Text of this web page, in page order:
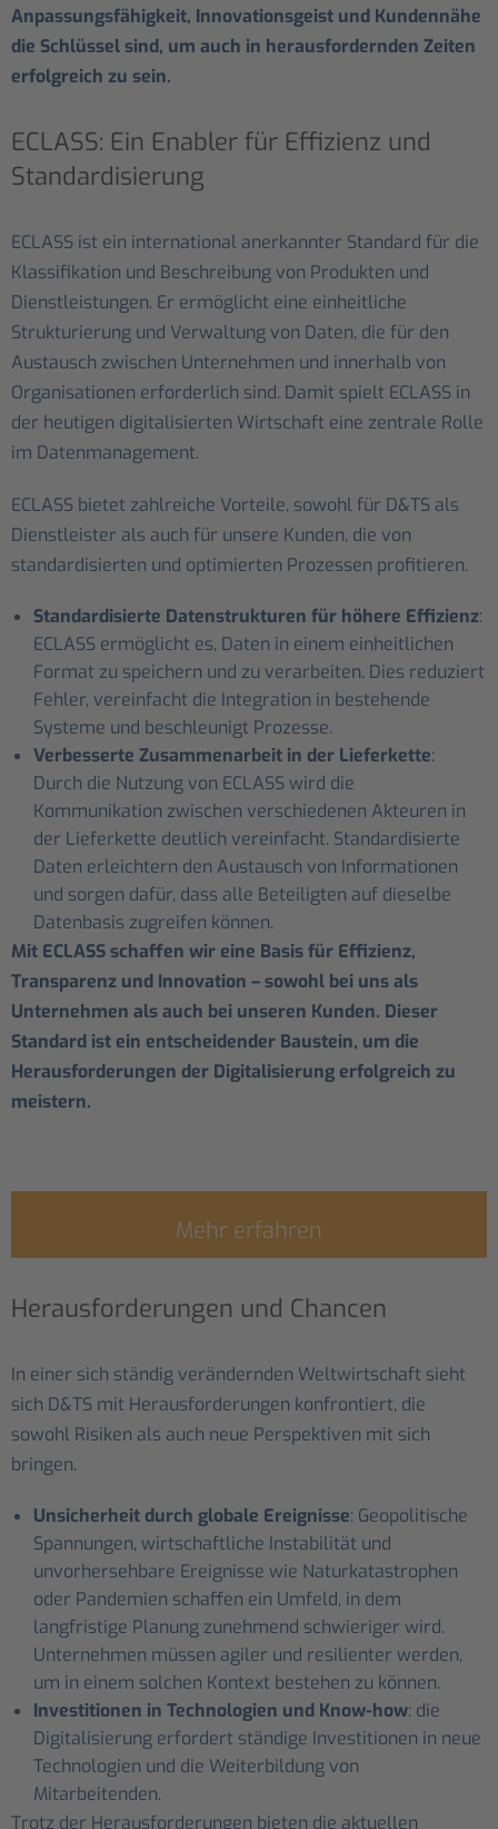
Anpassungsfähigkeit, Innovationsgeist und Kundennähe
die Schlüssel sind, um auch in herausfordernden Zeiten
erfolgreich zu sein.
ECLASS: Ein Enabler für Effizienz und
Standardisierung
ECLASS ist ein international anerkannter Standard für die
Klassifikation und Beschreibung von Produkten und
Dienstleistungen. Er ermöglicht eine einheitliche
Strukturierung und Verwaltung von Daten, die für den
Austausch zwischen Unternehmen und innerhalb von
Organisationen erforderlich sind. Damit spielt ECLASS in
der heutigen digitalisierten Wirtschaft eine zentrale Rolle
im Datenmanagement.
ECLASS bietet zahlreiche Vorteile, sowohl für D&TS als
Dienstleister als auch für unsere Kunden, die von
standardisierten und optimierten Prozessen profitieren.
Standardisierte Datenstrukturen für höhere Effizienz:
ECLASS ermöglicht es, Daten in einem einheitlichen
Format zu speichern und zu verarbeiten. Dies reduziert
Fehler, vereinfacht die Integration in bestehende
Systeme und beschleunigt Prozesse.
Verbesserte Zusammenarbeit in der Lieferkette:
Durch die Nutzung von ECLASS wird die
Kommunikation zwischen verschiedenen Akteuren in
der Lieferkette deutlich vereinfacht. Standardisierte
Daten erleichtern den Austausch von Informationen
und sorgen dafür, dass alle Beteiligten auf dieselbe
Datenbasis zugreifen können.
Mit ECLASS schaffen wir eine Basis für Effizienz,
Transparenz und Innovation – sowohl bei uns als
Unternehmen als auch bei unseren Kunden. Dieser
Standard ist ein entscheidender Baustein, um die
Herausforderungen der Digitalisierung erfolgreich zu
meistern.
Mehr erfahren
Herausforderungen und Chancen
In einer sich ständig verändernden Weltwirtschaft sieht
sich D&TS mit Herausforderungen konfrontiert, die
sowohl Risiken als auch neue Perspektiven mit sich
bringen.
Unsicherheit durch globale Ereignisse: Geopolitische
Spannungen, wirtschaftliche Instabilität und
unvorhersehbare Ereignisse wie Naturkatastrophen
oder Pandemien schaffen ein Umfeld, in dem
langfristige Planung zunehmend schwieriger wird.
Unternehmen müssen agiler und resilienter werden,
um in einem solchen Kontext bestehen zu können.
Investitionen in Technologien und Know-how: die
Digitalisierung erfordert ständige Investitionen in neue
Technologien und die Weiterbildung von
Mitarbeitenden.
Trotz der Herausforderungen bieten die aktuellen